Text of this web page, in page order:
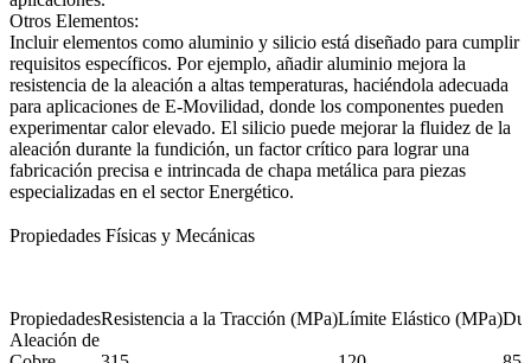
Otros Elementos:
Incluir elementos como aluminio y silicio está diseñado para cumplir
requisitos específicos. Por ejemplo, añadir aluminio mejora la
resistencia de la aleación a altas temperaturas, haciéndola adecuada
para aplicaciones de E-Movilidad, donde los componentes pueden
experimentar calor elevado. El silicio puede mejorar la fluidez de la
aleación durante la fundición, un factor crítico para lograr una
fabricación precisa e intrincada de chapa metálica para piezas
especializadas en el sector Energético.
Propiedades Físicas y Mecánicas
PropiedadesResistencia a la Tracción (MPa)Límite Elástico (MPa)
Aleación de